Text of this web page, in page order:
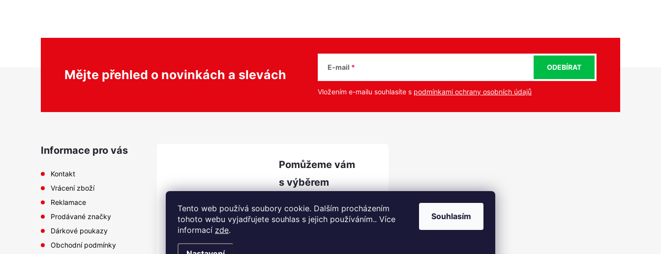
Tento web používá soubory cookie. Dalším procházením
tohoto webu vyjadřujete souhlas s jejich používáním.. Více
informací zde.
Souhlasím
Mějte přehled o novinkách a slevách
E-mail
Vložením e-mailu souhlasíte s podmínkami ochrany osobních údajů
ODEBÍRAT
Informace pro vás
Kontakt
Vrácení zboží
Reklamace
Prodávané značky
Dárkové poukazy
Obchodní podmínky
@prozachran
u.cz